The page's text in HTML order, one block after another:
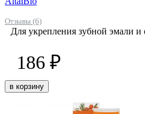
Отзывы (6)
Для укрепления зубной эмали и
186 ₽
в корзину